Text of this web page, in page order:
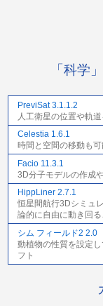
「科学
PreviSat 3.1.1.2
人工衛星の位置や軌
Celestia 1.6.1
時間と空間の移動も
Facio 11.3.1
3D分子モデルの作成
HippLiner 2.7.1
恒星間航行3Dシミュ
論的に自由に動き回
シム フィールド2 2.0
動植物の性質を設定
フト